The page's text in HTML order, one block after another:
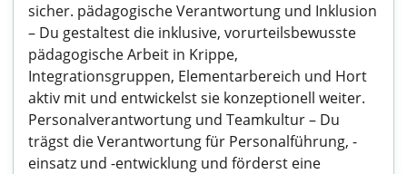
sicher. pädagogische Verantwortung und Inklusion
– Du gestaltest die inklusive, vorurteilsbewusste
pädagogische Arbeit in Krippe,
Integrationsgruppen, Elementarbereich und Hort
aktiv mit und entwickelst sie konzeptionell weiter.
Personalverantwortung und Teamkultur – Du
trägst die Verantwortung für Personalführung, -
einsatz und -entwicklung und förderst eine